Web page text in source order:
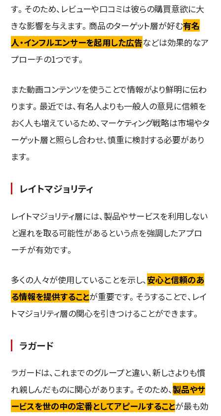
す。そのため、レビューや口コミは彼らの購買意欲に大
きな影響を与えます。商品のターゲット層が好む有名
人・インフルエンサーを起用した広告などは効果的なア
プローチの1つです。
また動画コンテンツを使うことで情報がより鮮明に伝わ
ります。最近では、有名人よりも一般人の意見に信頼を
おく人も増えているため、マーケティング戦略は市場やタ
ーゲット層と照らし合わせ、慎重に検討する必要があり
ます。
レイトマジョリティ
レイトマジョリティ層には、製品やサービスを利用しない
と遅れを取る可能性があるという点を強調したアプロ
ーチが有効です。
多くの人々が使用していることを示し、 安心と信頼のあ
る情報を提供することが重要です。そうすることで、レイ
トマジョリティ層の関心を引きつけることができます。
ラガード
ラガードは、これまでのグループと違い、新しさよりも慣
れ親しんだものに関心があります。そのため、製品やサ
ービスを世の中の定番としてアピールすることが最も効